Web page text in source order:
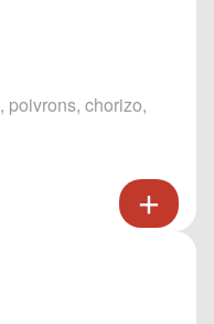
poivrons, chorizo,